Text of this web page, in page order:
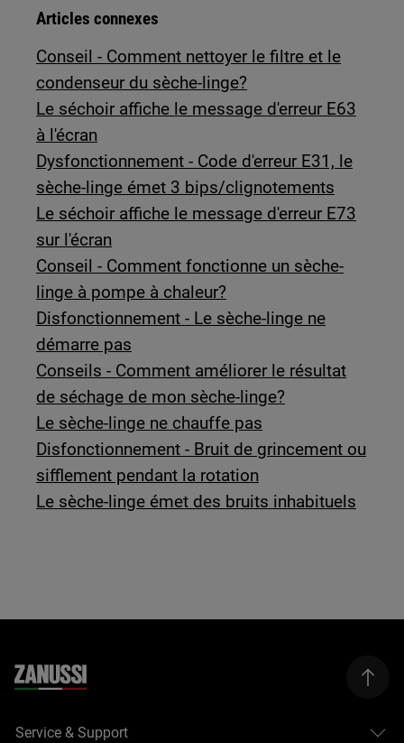
Articles connexes
Conseil - Comment nettoyer le filtre et le
condenseur du sèche-linge?
Le séchoir affiche le message d'erreur E63
à l'écran
Dysfonctionnement - Code d'erreur E31, le
sèche-linge émet 3 bips/clignotements
Le séchoir affiche le message d'erreur E73
sur l'écran
Conseil - Comment fonctionne un sèche-
linge à pompe à chaleur?
Disfonctionnement - Le sèche-linge ne
démarre pas
Conseils - Comment améliorer le résultat
de séchage de mon sèche-linge?
Le sèche-linge ne chauffe pas
Disfonctionnement - Bruit de grincement ou
sifflement pendant la rotation
Le sèche-linge émet des bruits inhabituels
Service & Support